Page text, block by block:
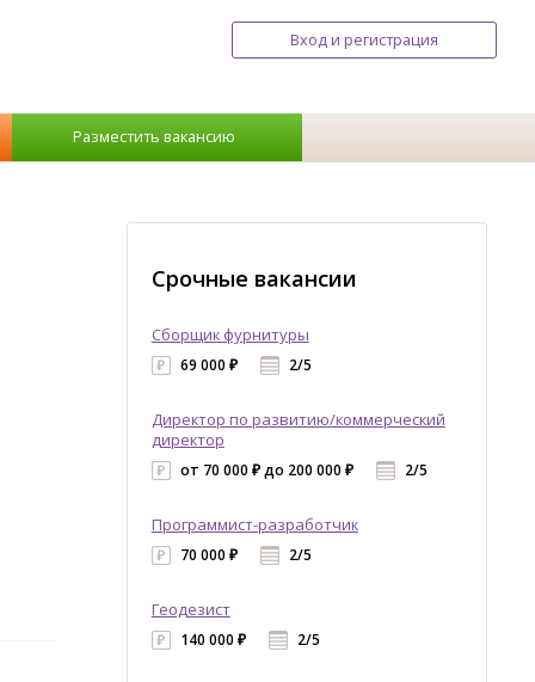
Вход и регистрация
Разместить вакансию
Срочные вакансии
Сборщик фурнитуры
69 000 ₽ 2/5
Директор по развитию/коммерческий
директор
от 70 000 ₽ до 200 000 ₽ 2/5
Программист-разработчик
70 000 ₽ 2/5
Геодезист
140 000 ₽ 2/5